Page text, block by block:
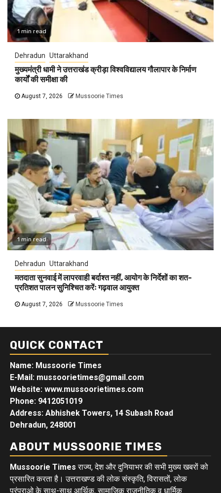
1 min read
Dehradun Uttarakhand
मुख्यमंत्री धामी ने उत्तराखंड क्रीड़ा विश्वविद्यालय गौलापार के निर्माण
कार्यों की समीक्षा की
August 7, 2026 Mussoorie Times
1 min read
Dehradun Uttarakhand
मतदाता सुनवाई में लापरवाही बर्दाश्त नहीं, आयोग के निर्देशों का शत-
प्रतिशत पालन सुनिश्चित करेंः गढ़वाल आयुक्त
August 7, 2026 Mussoorie Times
QUICK CONTACT
Name: Mussoorie Times
E-Mail: mussoorietimes@gmail.com
Website: www.mussoorietimes.com
Phone: 9412051019
Address: Abhishek Towers, 14 Subash Road
Dehradun, 248001
ABOUT MUSSOORIE TIMES
Mussoorie Times राज्य, देश और दुनियाभर की सभी मुख्य खबरों को
प्रसारित करता है। उत्तराखण्ड की लोक संस्कृति, विरासतों, लोक
परंपराओ के साथ-साथ आर्थिक, सामाजिक राजनीतिक व धार्मिक